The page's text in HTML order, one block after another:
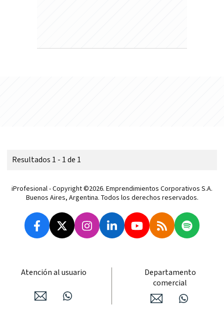
Resultados 1 - 1 de 1
iProfesional - Copyright ©2026. Emprendimientos Corporativos S.A.
Buenos Aires, Argentina. Todos los derechos reservados.
Atención al usuario
Departamento
comercial